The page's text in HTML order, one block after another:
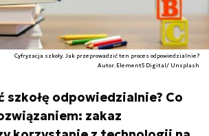
Cyfryzacja szkoły. Jak przeprowadzić ten proces odpowiedzialnie?
Autor. Element5 Digital/ Unsplash
szkołę odpowiedzialnie? Co
zakaz